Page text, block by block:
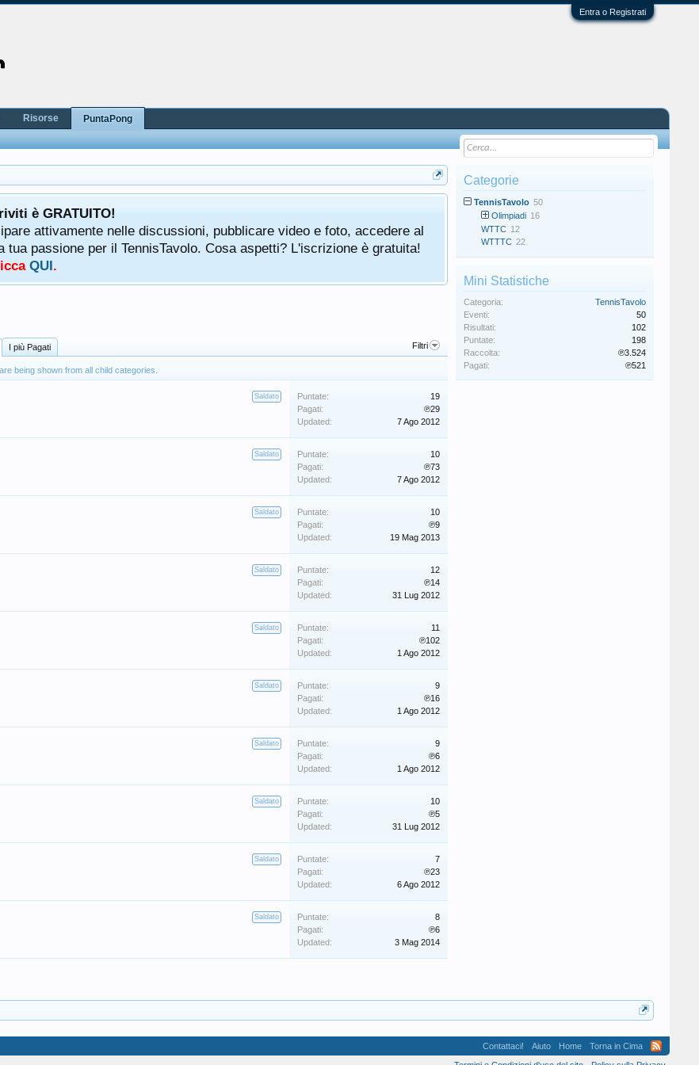
Entra o Registrati
è GRATUITO!
attivamente nelle discussioni, pubblicare video e foto, accedere al
passione per il TennisTavolo. Cosa aspetti? L'iscrizione è gratuita!
QUI.
Filtri
I più Pagati
being shown from all child categories.
Saldato Puntate:
19
Pagati:
℗29
Updated:
7 Ago 2012
Saldato Puntate:
10
Pagati:
℗73
Updated:
7 Ago 2012
Saldato Puntate:
10
Pagati:
℗9
Updated:
19 Mag 2013
Saldato Puntate:
12
Pagati:
℗14
Updated:
31 Lug 2012
Saldato Puntate:
11
Pagati:
℗102
Updated:
1 Ago 2012
Saldato Puntate:
9
Pagati:
℗16
Updated:
1 Ago 2012
Saldato Puntate:
9
Pagati:
℗6
Updated:
1 Ago 2012
Saldato Puntate:
10
Pagati:
℗5
Updated:
31 Lug 2012
Saldato Puntate:
7
Pagati:
℗23
Updated:
6 Ago 2012
Saldato Puntate:
8
Pagati:
℗6
Updated:
3 Mag 2014
Categorie
TennisTavolo 50
Olimpiadi 16
WTTC 12
WTTTC 22
Mini Statistiche
Categoria:
TennisTavolo
Eventi:
50
Risultati:
102
Puntate:
198
Raccolta:
℗3.524
Pagati:
℗521
Risorse
PuntaPong
Contattaci! Aiuto Home
Torna in Cima